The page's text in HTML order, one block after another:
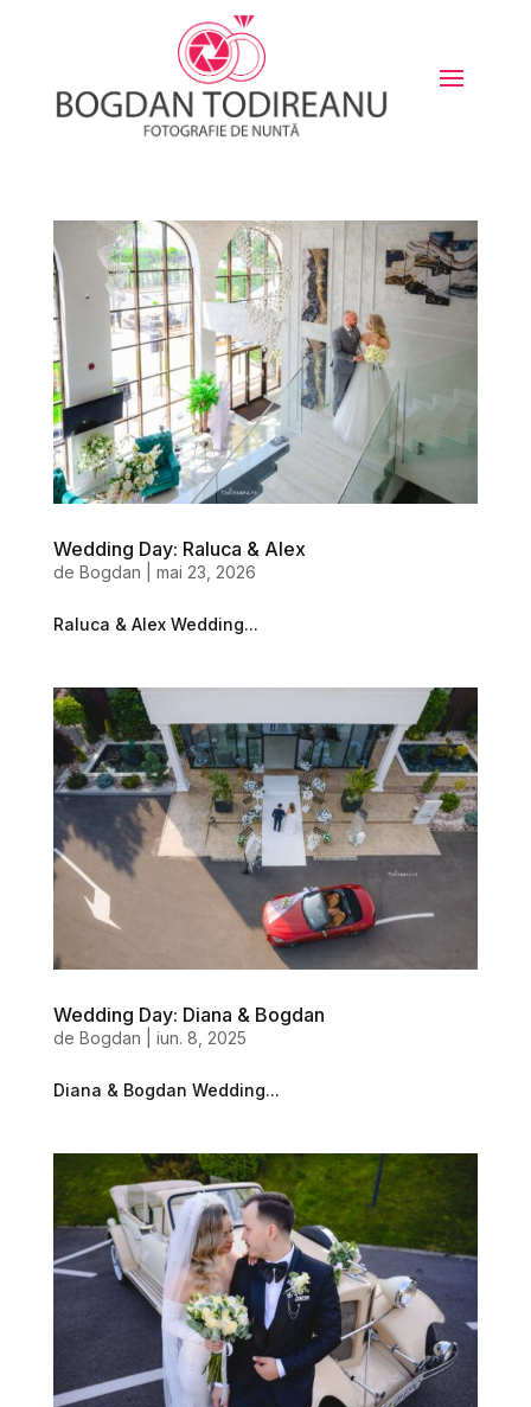
Wedding Day: Raluca & Alex
de Bogdan mai 23, 2026
Raluca & Alex Wedding...
Wedding Day: Diana & Bogdan
de Bogdan iun. 8, 2025
Diana & Bogdan Wedding...